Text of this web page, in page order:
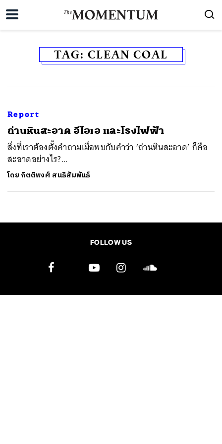
TAG: CLEAN COAL
Report
ถ่านหินสะอาด อีไอเอ และโรงไฟฟ้า
สิ่งที่เราต้องตั้งคำถามเมื่อพบกับคำว่า ‘ถ่านหินสะอาด’ ก็คือ
สะอาดอย่างไร?...
โดย กิตติพงศ์ สนธิสัมพันธ์
FOLLOW US
TWEET LINE